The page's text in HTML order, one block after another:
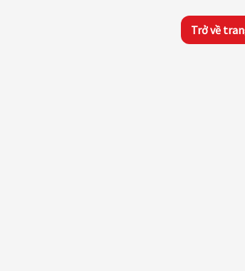
Trở về